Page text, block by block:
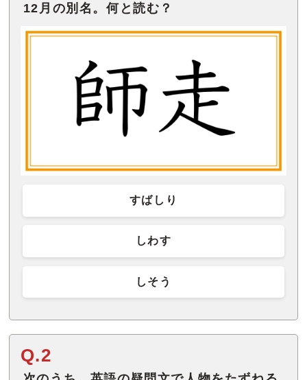
12月の別名。何と読む？
すばしり
しわす
しそう
Q.2